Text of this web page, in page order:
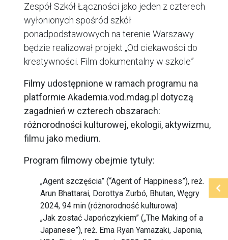
Zespół Szkół Łączności jako jeden z czterech
wyłonionych spośród szkół
ponadpodstawowych na terenie Warszawy
będzie realizował projekt „Od ciekawości do
kreatywności. Film dokumentalny w szkole”
Filmy udostępnione w ramach programu na
platformie Akademia.vod.mdag.pl dotyczą
zagadnień w czterech obszarach:
różnorodności kulturowej, ekologii, aktywizmu,
filmu jako medium.
Program filmowy obejmie tytuły:
„Agent szczęścia” (“Agent of Happiness”), reż.
Arun Bhattarai, Dorottya Zurbó, Bhutan, Węgry
2024, 94 min (różnorodność kulturowa)
„Jak zostać Japończykiem” („The Making of a
Japanese”), reż. Ema Ryan Yamazaki, Japonia,